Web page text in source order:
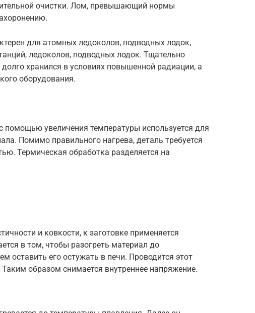
очистки. Лом, превышающий нормы
для атомных ледоколов, подводных лодок,
ледоколов, подводных лодок. Тщательно
хранился в условиях повышенной радиации, а
оборудования.
помощью увеличения температуры используется для
Помимо правильного нагрева, деталь требуется
Термическая обработка разделяется на
и ковкости, к заготовке применяется
в том, чтобы разогреть материал до
оставить его остужать в печи. Проводится этот
Таким образом снимается внутреннее напряжение.